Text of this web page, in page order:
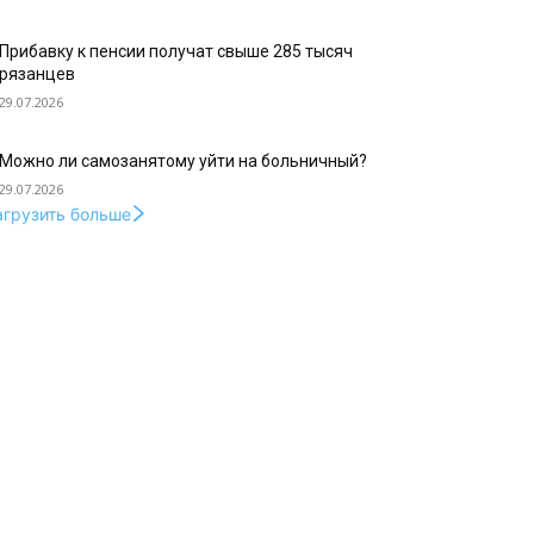
Прибавку к пенсии получат свыше 285 тысяч
рязанцев
29.07.2026
Можно ли самозанятому уйти на больничный?
29.07.2026
больше